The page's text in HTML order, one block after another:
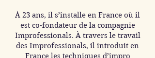
À 23 ans, il s’installe en France où il
est co-fondateur de la compagnie
Improfessionals. À travers le travail
des Improfessionals, il introduit en
France les techniques d’impro